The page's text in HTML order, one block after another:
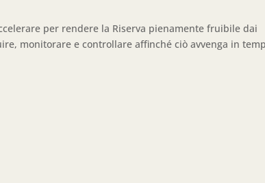
per rendere la Riserva pienamente fruibile dai
monitorare e controllare affinché ciò avvenga in